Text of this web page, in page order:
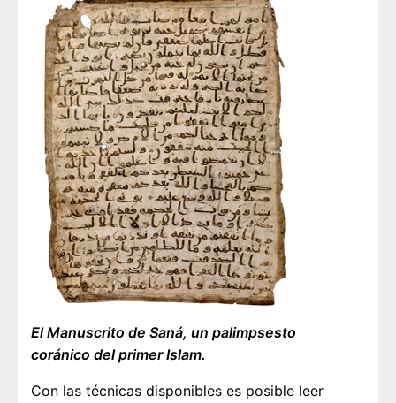
El Manuscrito de Saná, un palimpsesto
coránico del primer Islam.
Con las técnicas disponibles es posible leer